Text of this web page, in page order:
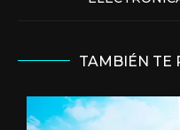
TAMBIÉN TE